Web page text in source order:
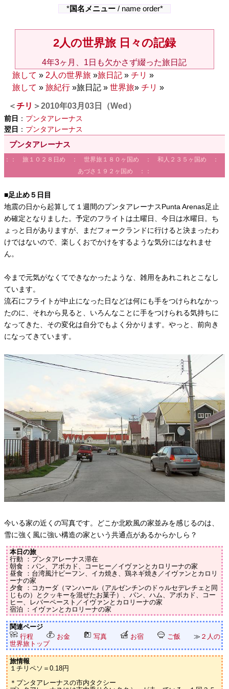
*国名メニュー/ name order*
2人の世界旅 日々の記録
4年3ヶ月、1日も欠かさず綴った旅日記
旅して » 2人の世界旅 »旅日記 » チリ »
旅して » 旅紀行 »旅日記 » 世界旅» チリ »
＜チリ ＞2010年03月03日（Wed）
前日 ： プンタアレーナス
翌日 ： プンタアレーナス
プンタアレーナス
：： 旅１０２８日め ： 世界旅１８０ヶ国め ： 和人２３５ヶ国め ：
あづさ１９２ヶ国め ：：
■足止め５日目
地震の日から起算して１週間のプンタアレーナスPunta Arenas足止
め確定となりました。予定のフライトは土曜日、今日は水曜日。ち
ょっと日がありますが、まだフォークランドに行けると決まったわ
けではないので、楽しくおでかけをするような気分にはなれませ
ん。
今まで元気がなくてできなかったような、雑用をあれこれとこなし
ています。
流石にフライトが中止になった日などは何にも手をつけられなかっ
たのに、それから見ると、いろんなことに手をつけられる気持ちに
なってきた、その変化は自分でもよく分かります。やっと、前向き
になってきています。
今いる家の近くの写真です。どこか北欧風の家並みを感じるのは、
雪に強く風に強い構造の家という共通点があるからかしら？
本日の旅
行動 ：プンタアレーナス滞在
朝食 ：パン、アボカド、コーヒー／イヴァンとカロリーナの家
昼食 ：台湾風汁ビーフン、イカ焼き、鶏ネギ焼き／イヴァンとカロリ
ーナの家
夕食 ：コカーダ（マンハール（アルゼンチンのドゥルセデレチェと同
じもの）とクッキーを混ぜたお菓子）、パン、ハム、アボカド、コー
ヒー、レバーペースト／イヴァンとカロリーナの家
宿泊 ：イヴァンとカロリーナの家
関連ページ
行程
お金 写真 お宿 ご飯 ≫ ２人の
世界旅トップ
旅情報
１チリペソ＝0.18円
＊プンタアレーナスの市内タクシー